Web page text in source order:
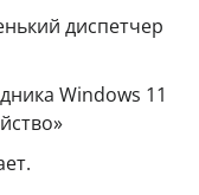
диспетчер
Windows 11